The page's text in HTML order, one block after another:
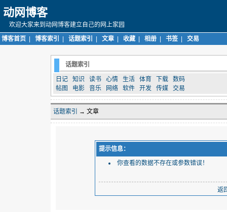
动网博客
欢迎大家来到动网博客建立自己的网上家园
博客首页
博客索引 话题索引 文章 收藏 相册 书签 交易
话题索引
日记 知识 读书 心情 生活 体育 下载
数码
帖图
电影 音乐 网络 软件 开发 传媒 交易
话题索引 → 文章
提示信息：
你查看的数据不存在或参数错误！
返